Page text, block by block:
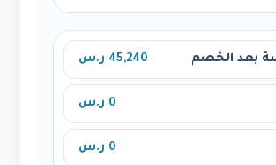
بعد الخصم 45,240 ر.س
0 ر.س
0 ر.س